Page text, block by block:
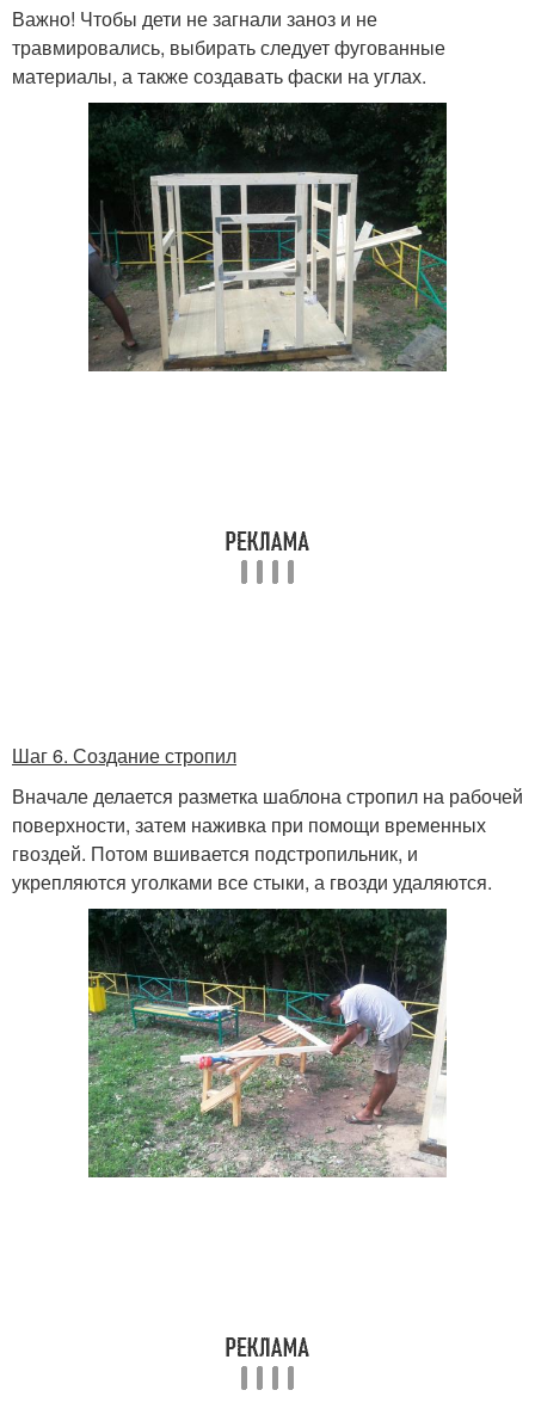
Важно! Чтобы дети не загнали заноз и не
травмировались, выбирать следует фугованные
материалы, а также создавать фаски на углах.
Шаг 6. Создание стропил
Вначале делается разметка шаблона стропил на рабочей
поверхности, затем наживка при помощи временных
гвоздей. Потом вшивается подстропильник, и
укрепляются уголками все стыки, а гвозди удаляются.